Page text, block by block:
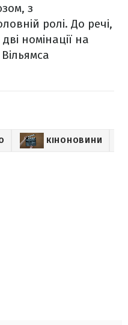
з
ролі. До речі,
номінації на
КІНОНОВИНИ